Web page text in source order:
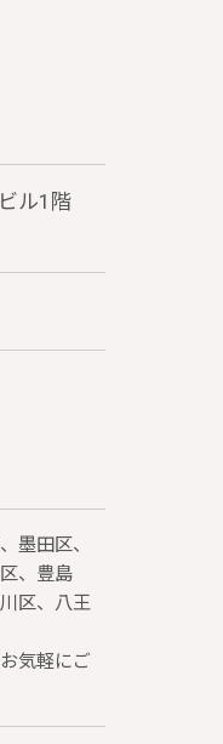
ル1階
墨田区、
、豊島
区、八王
気軽にご